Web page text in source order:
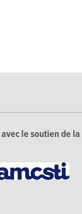
le soutien de